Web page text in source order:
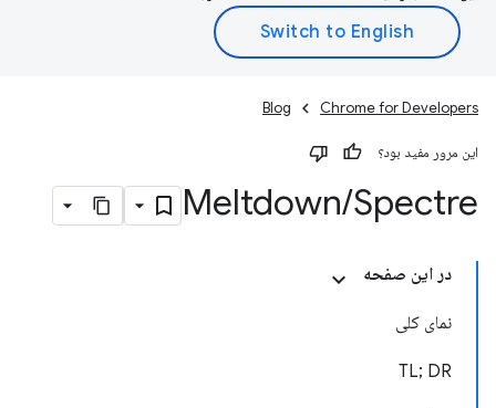
Chrome for Developers
Blog
این مرور مفید بود؟
Meltdown/Spectre
در این صفحه
نمای کلی
TL; DR